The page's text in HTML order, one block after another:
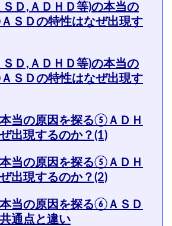
Ｄ,ＡＤＨＤ等)の本当の
ＳＤの特性はなぜ出現す
Ｄ,ＡＤＨＤ等)の本当の
ＳＤの特性はなぜ出現す
当の原因を探る⑤ＡＤＨ
出現するのか？(1)
当の原因を探る⑤ＡＤＨ
出現するのか？(2)
当の原因を探る⑥ＡＳＤ
通点と違い